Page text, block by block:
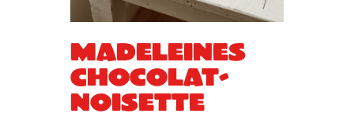
Madeleines
Chocolat-
Noisette